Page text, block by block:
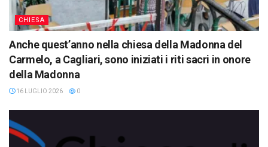
CHIESA
Anche quest’anno nella chiesa della Madonna del
Carmelo, a Cagliari, sono iniziati i riti sacri in onore
della Madonna
16 LUGLIO 2026 0